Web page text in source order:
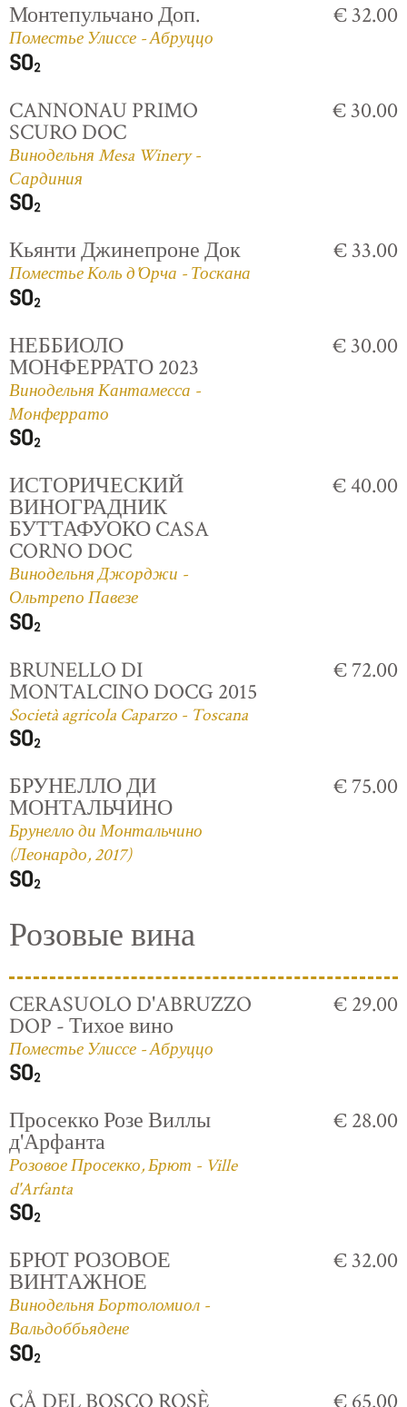
Монтепульчано Доп.
Поместье Улиссе - Абруццо
€ 32.00
CANNONAU PRIMO
SCURO DOC
Винодельня Mesa Winery -
Сардиния
€ 30.00
Кьянти Джинепроне Док
Поместье Коль д'Орча - Тоскана
€ 33.00
НЕББИОЛО
МОНФЕРРАТО 2023
Винодельня Кантамесса -
Монферрато
€ 30.00
ИСТОРИЧЕСКИЙ
ВИНОГРАДНИК
БУТТАФУОКО CASA
CORNO DOC
Винодельня Джорджи -
Ольтрепо Павезе
€ 40.00
BRUNELLO DI
MONTALCINO DOCG 2015
Società agricola Caparzo - Toscana
€ 72.00
БРУНЕЛЛО ДИ
МОНТАЛЬЧИНО
Брунелло ди Монтальчино
(Леонардо, 2017)
€ 75.00
Розовые вина
CERASUOLO D'ABRUZZO
DOP - Тихое вино
Поместье Улиссе - Абруццо
€ 29.00
Просекко Розе Виллы
д'Арфанта
Розовое Просекко, Брют - Ville
d'Arfanta
€ 28.00
БРЮТ РОЗОВОЕ
ВИНТАЖНОЕ
Винодельня Бортоломиол -
Вальдоббьядене
€ 32.00
CÅ DEL BOSCO ROSÈ € 65.00